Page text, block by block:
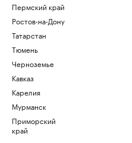
Пермский край
Ростов-на-Дону
Татарстан
Тюмень
Черноземье
Кавказ
Карелия
Мурманск
Приморский
край